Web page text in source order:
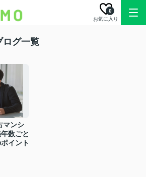
お気に入り
0
ログ一覧
マンシ
数ごと
イント